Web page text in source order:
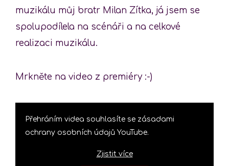
muzikálu můj bratr Milan Zítka, já jsem se
spolupodílela na scénáři a na celkové
realizaci muzikálu.
Mrkněte na video z premiéry :-)
Přehráním videa souhlasíte se zásadami
ochrany osobních údajů YouTube.
Zjistit více